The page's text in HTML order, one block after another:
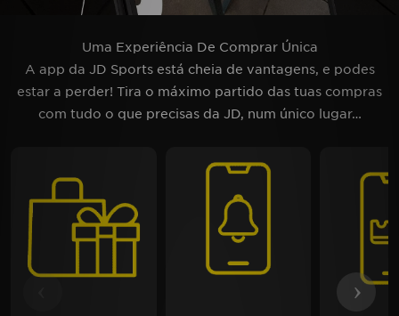
Uma Experiência De Comprar Única
A app da JD Sports está cheia de vantagens, e podes
estar a perder! Tira o máximo partido das tuas compras
com tudo o que precisas da JD, num único lugar…
›
ATENÇÃO AO CLIENTE
FAZ DOWNLOAD DA APP
FAQs